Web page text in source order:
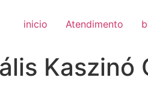
inicio Atendimento
Kaszinó